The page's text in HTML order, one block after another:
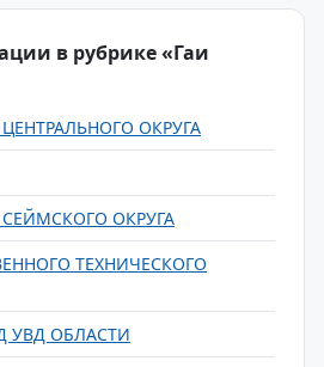
в рубрике «Гаи
ОКРУГА
ОКРУГА
ТЕХНИЧЕСКОГО
УВД ОБЛАСТИ